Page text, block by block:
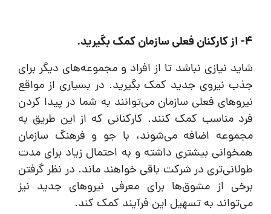
4- از کارکنان فعلی سازمان کمک بگیرید.
شاید نیازی نباشد تا از افراد و مجموعه‌های دیگر برای
جذب نیروی جدید کمک بگیرید. در بسیاری از مواقع
نیروهای فعلی سازمان می‌توانند به شما در پیدا کردن
فرد مناسب کمک کنند. کارکنانی که از این طریق به
مجموعه اضافه می‌شوند، با جو و فرهنگ سازمان
همخوانی بیشتری داشته و به احتمال زیاد برای مدت
طولانی‌تری در شرکت باقی خواهند ماند. در نظر گرفتن
برخی از مشوق‌ها برای معرفی نیروهای جدید نیز
می‌تواند به تسهیل این فرآیند کمک کند.